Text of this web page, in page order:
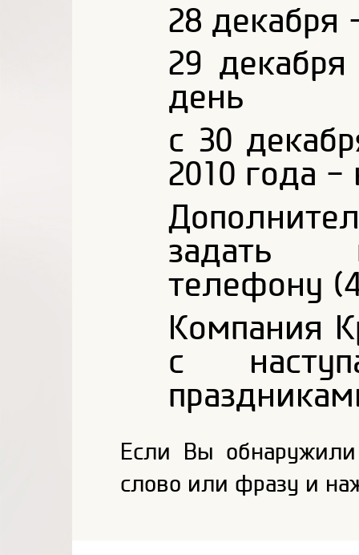
28 декабря
29
день
с 30
2010 года -
задать
телефону
Компания
с
Если Вы
слово или фразу и